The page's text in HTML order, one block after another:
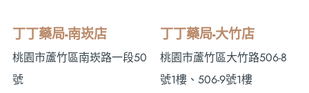
丁丁藥局-南崁店
桃園市蘆竹區南崁路一段50
號
丁丁藥局-大竹店
桃園市蘆竹區大竹路506-8
號1樓、506-9號1樓